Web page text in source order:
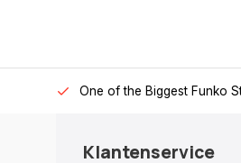
One of the Biggest Funko
Klantenservice